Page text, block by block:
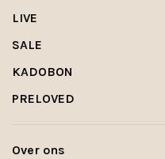
LIVE
SALE
KADOBON
PRELOVED
Over ons